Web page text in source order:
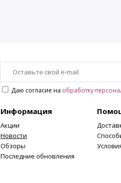
Даю согласие на обработку
Информация
Акции
Новости
Обзоры
Последние обновления